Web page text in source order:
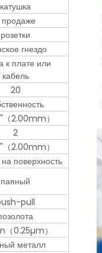
катушка
продаже
розетки
гнездо
к плате или
кабель
20
2.00mm）
2
2.00mm）
поверхность
паяный
pull
（0.25µm）
металл